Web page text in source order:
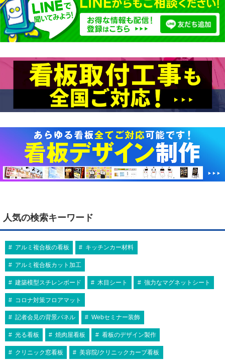
人気の検索キーワード
アルミ複合板の看板 キッチンカー材料
アルミ複合板カット加工
建築模型スチレンボード 木目シート 強力なマグネットシート
コロナ対策フロアマット
記者会見の背景パネル Webセミナー装飾
光る看板 焼肉屋看板 看板のデザイン製作
クリニック窓看板 美容院/クリニックカーブ看板